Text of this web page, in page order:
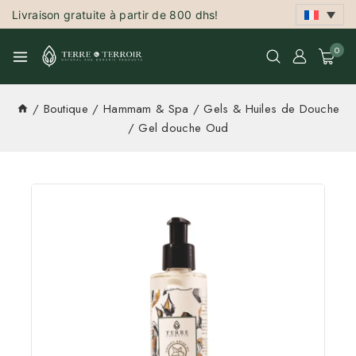
Livraison gratuite à partir de 800 dhs!
0
/ Boutique / Hammam & Spa / Gels & Huiles de Douche
/ Gel douche Oud